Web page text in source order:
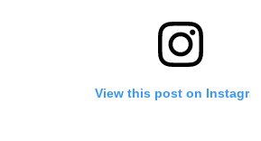
View this post on Instagram